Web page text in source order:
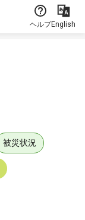
ヘルプEnglish
被災状況